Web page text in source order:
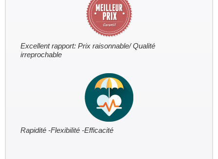
Excellent rapport: Prix raisonnable/ Qualité
irreprochable
Rapidité -Flexibilité -Efficacité